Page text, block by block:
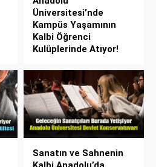
Üniversitesi’nde
Kampüs Yaşamının
Kalbi Öğrenci
Kulüplerinde Atıyor!
Sanatın ve Sahnenin